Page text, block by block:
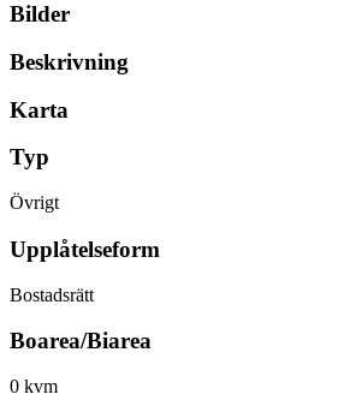
Bilder
Beskrivning
Karta
Typ
Övrigt
Upplåtelseform
Bostadsrätt
Boarea/Biarea
0 kvm